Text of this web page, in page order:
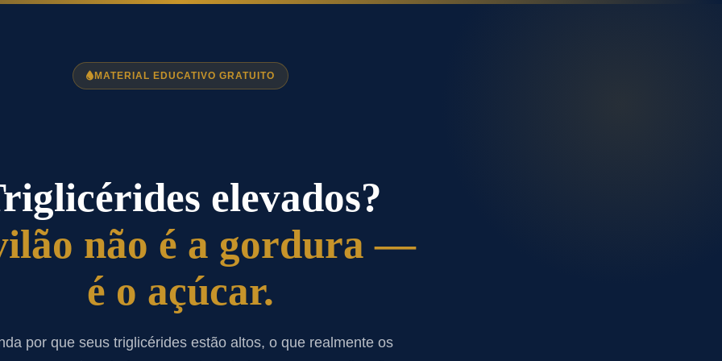
MATERIAL EDUCATIVO GRATUITO
elevados?
não é a gordura —
é o açúcar.
por que seus triglicérides estão altos, o que realmente os